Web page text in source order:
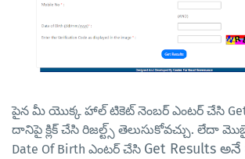
పైన మీ యొక్క హాల్ టికెట్ నెంబర్ ఎంటర్ చేసి Get
దానిపై క్లిక్ చేసి రిజల్ట్స్ తెలుసుకోవచ్చు. లేదా
Date Of Birth ఎంటర్ చేసి Get Results